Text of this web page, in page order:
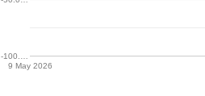
9 May 2026
-100.…